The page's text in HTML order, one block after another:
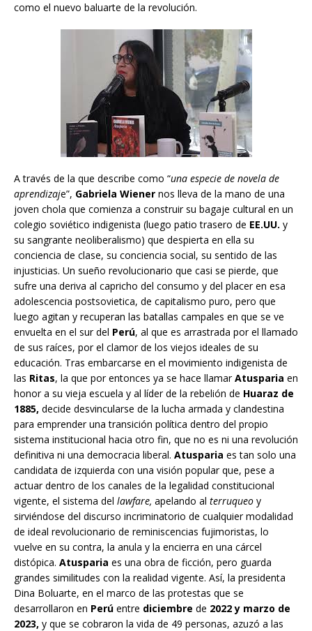
como el nuevo baluarte de la revolución.
A través de la que describe como “una especie de novela de
aprendizaje”, Gabriela Wiener nos lleva de la mano de una
joven chola que comienza a construir su bagaje cultural en un
colegio soviético indigenista (luego patio trasero de EE.UU. y
su sangrante neoliberalismo) que despierta en ella su
conciencia de clase, su conciencia social, su sentido de las
injusticias. Un sueño revolucionario que casi se pierde, que
sufre una deriva al capricho del consumo y del placer en esa
adolescencia postsovietica, de capitalismo puro, pero que
luego agitan y recuperan las batallas campales en que se ve
envuelta en el sur del Perú, al que es arrastrada por el llamado
de sus raíces, por el clamor de los viejos ideales de su
educación. Tras embarcarse en el movimiento indigenista de
las Ritas, la que por entonces ya se hace llamarAtusparia en
honor a su vieja escuela y al líder de la rebelión de Huaraz de
1885, decide desvincularse de la lucha armada y clandestina
para emprender una transición política dentro del propio
sistema institucional hacia otro fin, que no es ni una revolución
definitiva ni una democracia liberal. Atusparia es tan solo una
candidata de izquierda con una visión popular que, pese a
actuar dentro de los canales de la legalidad constitucional
vigente, el sistema del lawfare, apelando al terruqueo y
sirviéndose del discurso incriminatorio de cualquier modalidad
de ideal revolucionario de reminiscencias fujimoristas, lo
vuelve en su contra, la anula y la encierra en una cárcel
distópica. Atusparia es una obra de ficción, pero guarda
grandes similitudes con la realidad vigente. Así, la presidenta
Dina Boluarte, en el marco de las protestas que se
desarrollaron en Perú entre diciembre de 2022 y marzo de
2023, y que se cobraron la vida de 49 personas, azuzó a las